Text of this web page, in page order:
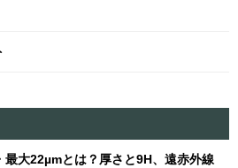
大22µmとは？厚さと9H、遠赤外線